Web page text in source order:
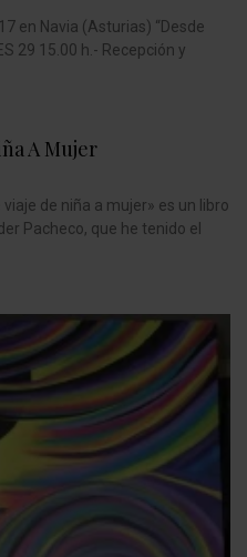
en Navia (Asturias) “Desde
29 15.00 h.- Recepción y
A Mujer
de niña a mujer» es un libro
Pacheco, que he tenido el